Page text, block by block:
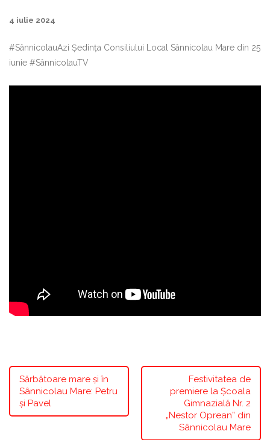
4 iulie 2024
#SânnicolauAzi Ședința Consiliului Local Sânnicolau Mare din 25
iunie #SânnicolauTV
Sărbătoare mare și în
Sânnicolau Mare: Petru
și Pavel
Festivitatea de
premiere la Școala
Gimnazială Nr. 2
„Nestor Oprean” din
Sânnicolau Mare